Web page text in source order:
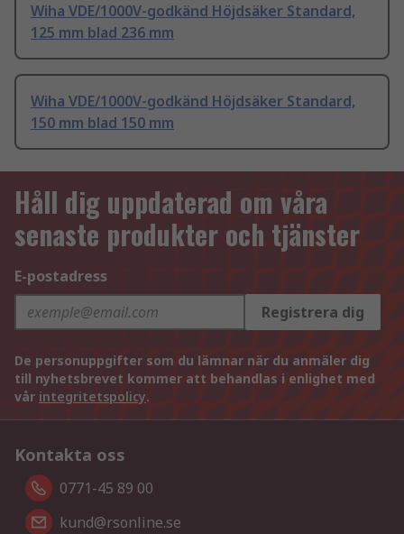
Wiha VDE/1000V-godkänd Höjdsäker Standard,
125 mm blad 236 mm
Wiha VDE/1000V-godkänd Höjdsäker Standard,
150 mm blad 150 mm
Håll dig uppdaterad om våra
senaste produkter och tjänster
E-postadress
Registrera dig
De personuppgifter som du lämnar när du anmäler dig
till nyhetsbrevet kommer att behandlas i enlighet med
vår integritetspolicy.
Kontakta oss
0771-45 89 00
kund@rsonline.se